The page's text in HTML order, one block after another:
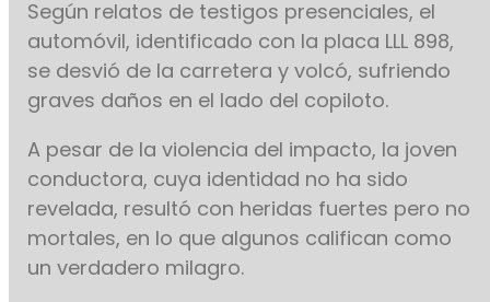
Según relatos de testigos presenciales, el
automóvil, identificado con la placa LLL 898,
se desvió de la carretera y volcó, sufriendo
graves daños en el lado del copiloto.
A pesar de la violencia del impacto, la joven
conductora, cuya identidad no ha sido
revelada, resultó con heridas fuertes pero no
mortales, en lo que algunos califican como
un verdadero milagro.